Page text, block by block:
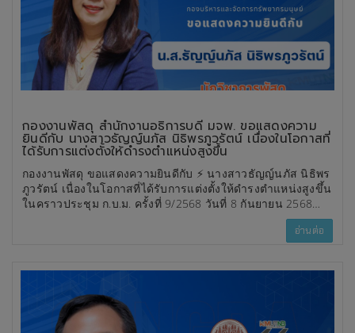
กองงานพัสดุ สำนักงานอธิการบดี มจพ. ขอแสดงความ
ยินดีกับ นางสาวธัญญ์นภัส นิธิพรภูวรัตน์ เนื่องในโอกาสที่
ได้รับการแต่งตั้งให้ดำรงตำแหน่งสูงขึ้น
กองงานพัสดุ ขอแสดงความยินดีกับ ⚡️ นางสาวธัญญ์นภัส นิธิพร
ภูวรัตน์ เนื่องในโอกาสที่ได้รับการแต่งตั้งให้ดำรงตำแหน่งสูงขึ้น
ในคราวประชุม ก.บ.ม. ครั้งที่ 9/2568 วันที่ 8 กันยายน 2568
อ่านต่อ